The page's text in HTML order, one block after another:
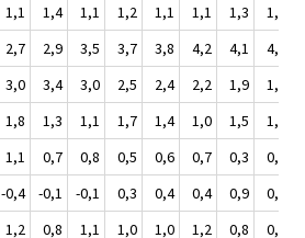
1,1 1,4 1,1 1,2 1,1 1,1 1,3 1,6
2,7 2,9 3,5 3,7 3,8 4,2 4,1 4,0
3,0 3,4 3,0 2,5 2,4 2,2 1,9 1,6
1,8 1,3 1,1 1,7 1,4 1,0 1,5 1,6
1,1 0,7 0,8 0,5 0,6 0,7 0,3 0,5
-0,4 -0,1 -0,1 0,3 0,4 0,4 0,9 0,5
1,2 0,8 1,1 1,0 1,0 1,2 0,8 0,9